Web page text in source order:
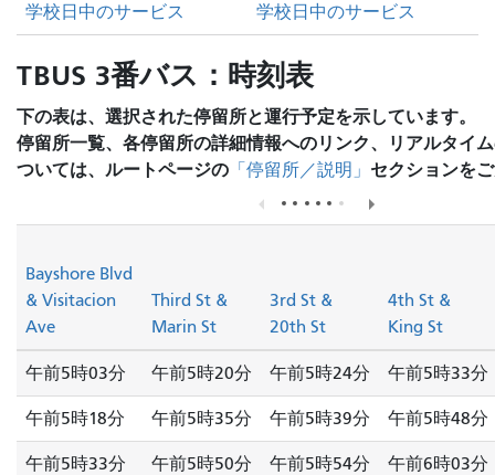
学校日中のサービス 学校日中のサービス
TBUS 3番バス：時刻表
下の表は、選択された停留所と運行予定を示しています。
停留所一覧、各停留所の詳細情報へのリンク、リアルタイ
ついては、ルートページの 「停留所／説明」 セクションを
Bayshore Blvd
& Visitacion
Ave
Third St &
Marin St
3rd St &
20th St
4th St &
King St
午前5時03分 午前5時20分 午前5時24分 午前5時33分
午前5時18分 午前5時35分 午前5時39分 午前5時48分
午前5時33分 午前5時50分 午前5時54分 午前6時03分